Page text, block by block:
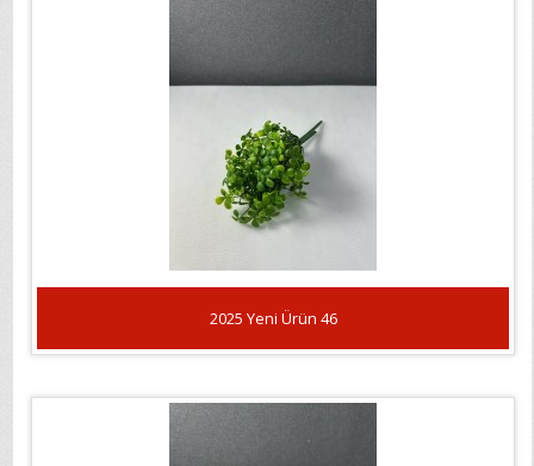
2025 Yeni Ürün 46